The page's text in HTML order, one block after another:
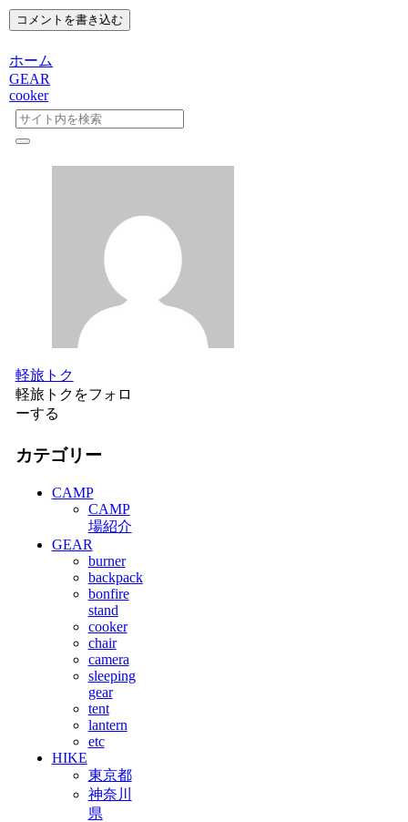
コメントを書き込む
ホーム
GEAR
cooker
軽旅トク
軽旅トクをフォロ
ーする
カテゴリー
CAMP
CAMP
場紹介
GEAR
burner
backpack
bonfire
stand
cooker
chair
camera
sleeping
gear
tent
lantern
etc
HIKE
東京都
神奈川
県